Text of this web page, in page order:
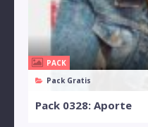
PACK
Pack Gratis
Pack 0328: Aporte